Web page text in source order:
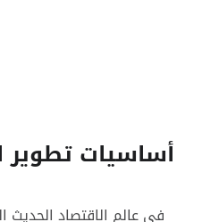
أساسيات تطوير
في عالم الاقتصاد الحديث